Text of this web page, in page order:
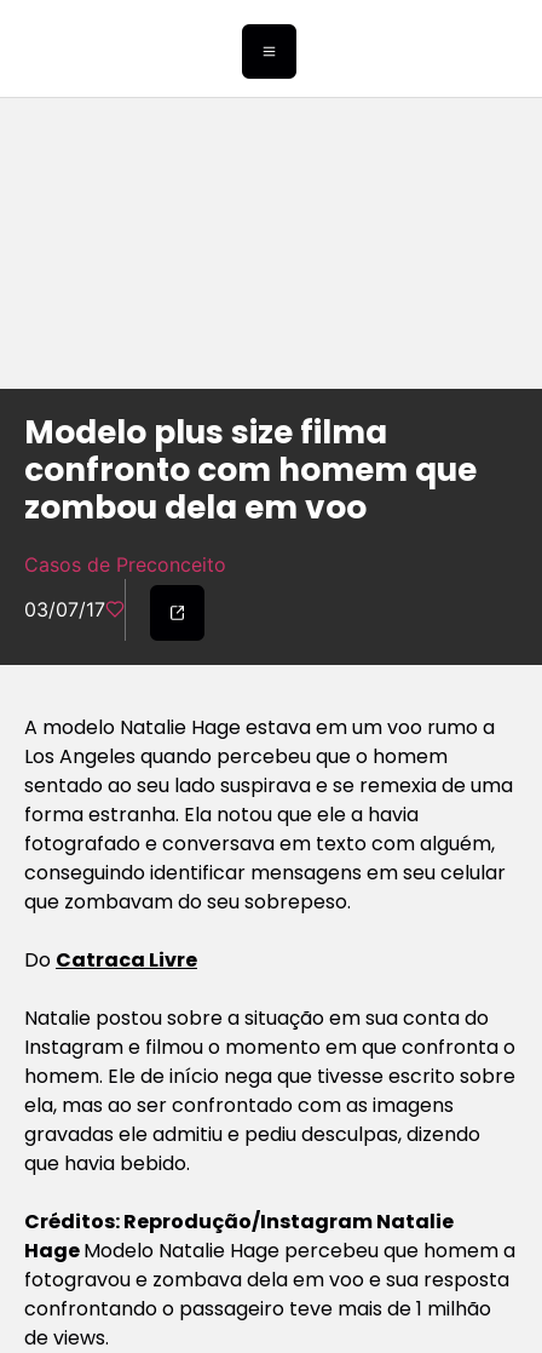
Modelo plus size filma
confronto com homem que
zombou dela em voo
Casos de Preconceito
03/07/17
A modelo Natalie Hage estava em um voo rumo a
Los Angeles quando percebeu que o homem
sentado ao seu lado suspirava e se remexia de uma
forma estranha. Ela notou que ele a havia
fotografado e conversava em texto com alguém,
conseguindo identificar mensagens em seu celular
que zombavam do seu sobrepeso.
Do Catraca Livre
Natalie postou sobre a situação em sua conta do
Instagram e filmou o momento em que confronta o
homem. Ele de início nega que tivesse escrito sobre
ela, mas ao ser confrontado com as imagens
gravadas ele admitiu e pediu desculpas, dizendo
que havia bebido.
Créditos: Reprodução/Instagram Natalie
HageModelo Natalie Hage percebeu que homem a
fotogravou e zombava dela em voo e sua resposta
confrontando o passageiro teve mais de 1 milhão
de views.